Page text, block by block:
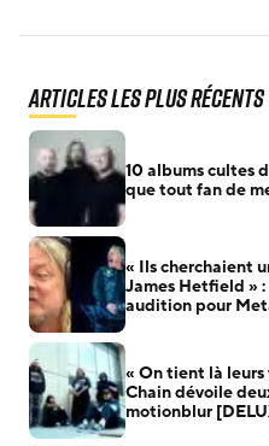
Articles les plus récents
10 albums cultes
que tout fan de
« Ils cherchaient
James Hetfield »
audition pour
« On tient là
Chain dévoile
motionblur